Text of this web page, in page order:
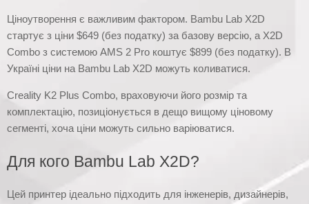
Ціноутворення є важливим фактором. Bambu Lab X2D
стартує з ціни $649 (без податку) за базову версію, а X2D
Combo з системою AMS 2 Pro коштує $899 (без податку). В
Україні ціни на Bambu Lab X2D можуть коливатися.
Creality K2 Plus Combo, враховуючи його розмір та
комплектацію, позиціонується в дещо вищому ціновому
сегменті, хоча ціни можуть сильно варіюватися.
Для кого Bambu Lab X2D?
Цей принтер ідеально підходить для інженерів, дизайнерів,